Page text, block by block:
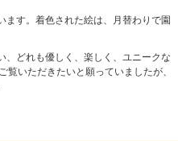
ます。着色された絵は、月替わりで園
、どれも優しく、楽しく、ユニークな
いただきたいと願っていましたが、